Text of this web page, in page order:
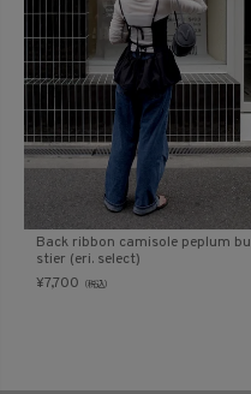
Back ribbon camisole peplum bu
stier (eri. select)
¥7,700 （税込）